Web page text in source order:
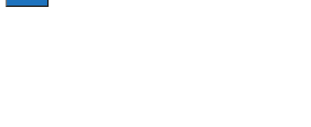
Close